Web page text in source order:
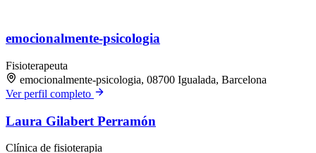
emocionalmente-psicologia
Fisioterapeuta
emocionalmente-psicologia, 08700 Igualada, Barcelona
Ver perfil completo
Laura Gilabert Perramón
Clínica de fisioterapia